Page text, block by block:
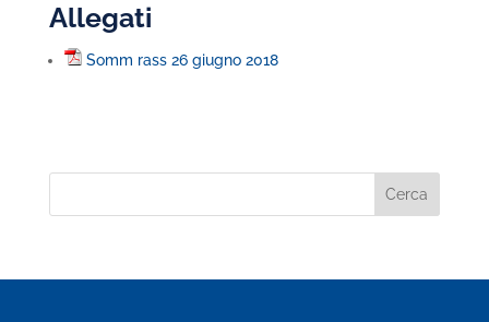
Allegati
Somm rass 26 giugno 2018